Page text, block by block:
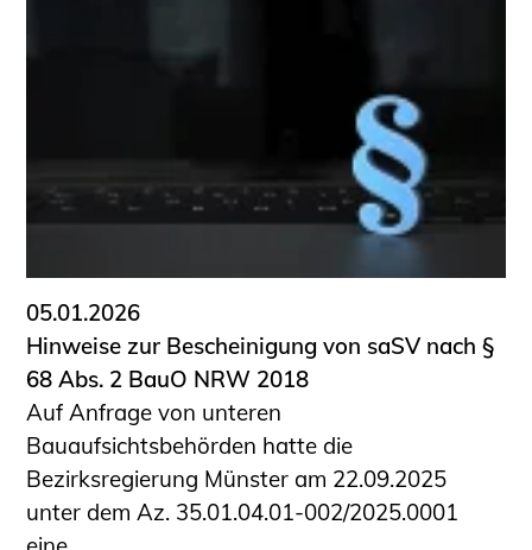
05.01.2026
Hinweise zur Bescheinigung von saSV nach §
68 Abs. 2 BauO NRW 2018
Auf Anfrage von unteren
Bauaufsichtsbehörden hatte die
Bezirksregierung Münster am 22.09.2025
unter dem Az. 35.01.04.01-002/2025.0001